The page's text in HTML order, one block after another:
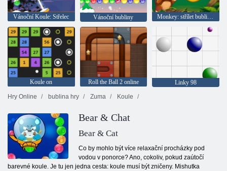
Vánoční Koule: Střelec Vánoční bubliny Monkey: střílet bubliny null
Koule on Roll the Ball 2 online
Linky 98
Hry Online
bublina hry Zuma Koule
Bear & Chat
Bear & Cat
Co by mohlo být více relaxační procházky pod
vodou v ponorce? Ano, cokoliv, pokud zaútočí
barevné koule. Je tu jen jedna cesta: koule musí být zničeny. Mishutka